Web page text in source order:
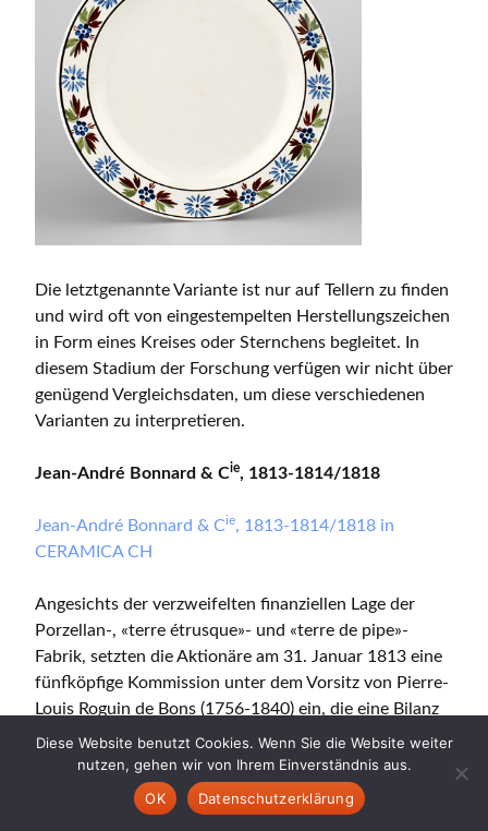
Die letztgenannte Variante ist nur auf Tellern zu finden
und wird oft von eingestempelten Herstellungszeichen
in Form eines Kreises oder Sternchens begleitet. In
diesem Stadium der Forschung verfügen wir nicht über
genügend Vergleichsdaten, um diese verschiedenen
Varianten zu interpretieren.
Jean-André Bonnard & Cie, 1813-1814/1818
Jean-André Bonnard & Cie, 1813-1814/1818 in
CERAMICA CH
Angesichts der verzweifelten finanziellen Lage der
Porzellan-, «terre étrusque»- und «terre de pipe»-
Fabrik, setzten die Aktionäre am 31. Januar 1813 eine
fünfköpfige Kommission unter dem Vorsitz von Pierre-
Louis Roguin de Bons (1756-1840) ein, die eine Bilanz
erstellen und Vorschläge für die Zukunft machen
sollte. In den Augen der Kommission erforderte die
Aufrechterhaltung einer Keramikindustrie in Nyon die
Auflösung des ehemaligen Unternehmens «Dortu,
Diese Website benutzt Cookies. Wenn Sie die Website weiter
nutzen, gehen wir von Ihrem Einverständnis aus.
OK
Datenschutzerklärung